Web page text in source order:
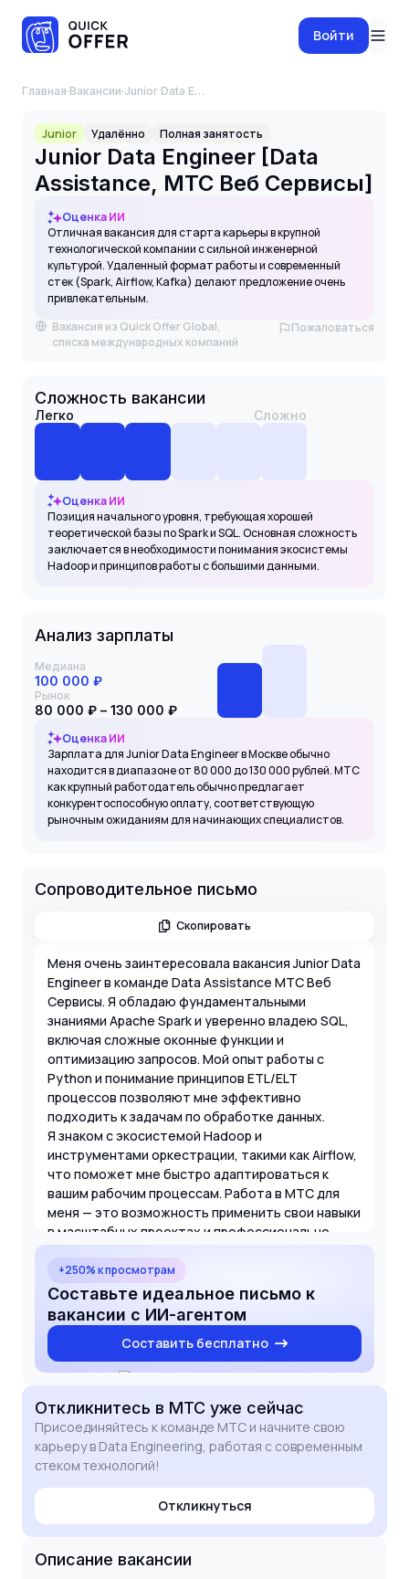
Войти
Главная·Вакансии· Junior Data Engineer [Data Assistance, МТС Веб Сервисы]
Junior Удалённо Полная занятость
Junior Data Engineer [Data
Assistance, МТС Веб Сервисы]
Оценка ИИ
Отличная вакансия для старта карьеры в крупной
технологической компании с сильной инженерной
культурой. Удаленный формат работы и современный
стек (Spark, Airflow, Kafka) делают предложение очень
привлекательным.
Вакансия из Quick Offer Global,
списка международных компаний
Пожаловаться
Сложность вакансии
Легко Сложно
Оценка ИИ
Позиция начального уровня, требующая хорошей
теоретической базы по Spark и SQL. Основная сложность
заключается в необходимости понимания экосистемы
Hadoop и принципов работы с большими данными.
Анализ зарплаты
Медиана
100 000 ₽
Рынок
80 000 ₽ – 130 000 ₽
Оценка ИИ
Зарплата для Junior Data Engineer в Москве обычно
находится в диапазоне от 80 000 до 130 000 рублей. МТС
как крупный работодатель обычно предлагает
конкурентоспособную оплату, соответствующую
рыночным ожиданиям для начинающих специалистов.
Сопроводительное письмо
Скопировать
Меня очень заинтересовала вакансия Junior Data
Engineer в команде Data Assistance МТС Веб
Сервисы. Я обладаю фундаментальными
знаниями Apache Spark и уверенно владею SQL,
включая сложные оконные функции и
оптимизацию запросов. Мой опыт работы с
Python и понимание принципов ETL/ELT
процессов позволяют мне эффективно
подходить к задачам по обработке данных.
Я знаком с экосистемой Hadoop и
инструментами оркестрации, такими как Airflow,
что поможет мне быстро адаптироваться к
вашим рабочим процессам. Работа в МТС для
меня — это возможность применить свои навыки
в масштабных проектах и профессионально
расти под руководством опытных коллег. Буду
рад обсудить, как мой технический бэкграунд
может быть полезен вашей команде.
+250% к просмотрам
Составьте идеальное письмо к
вакансии с ИИ-агентом
Составить бесплатно
Откликнитесь в МТС уже сейчас
Присоединяйтесь к команде МТС и начните свою
карьеру в Data Engineering, работая с современным
стеком технологий!
Откликнуться
Описание вакансии